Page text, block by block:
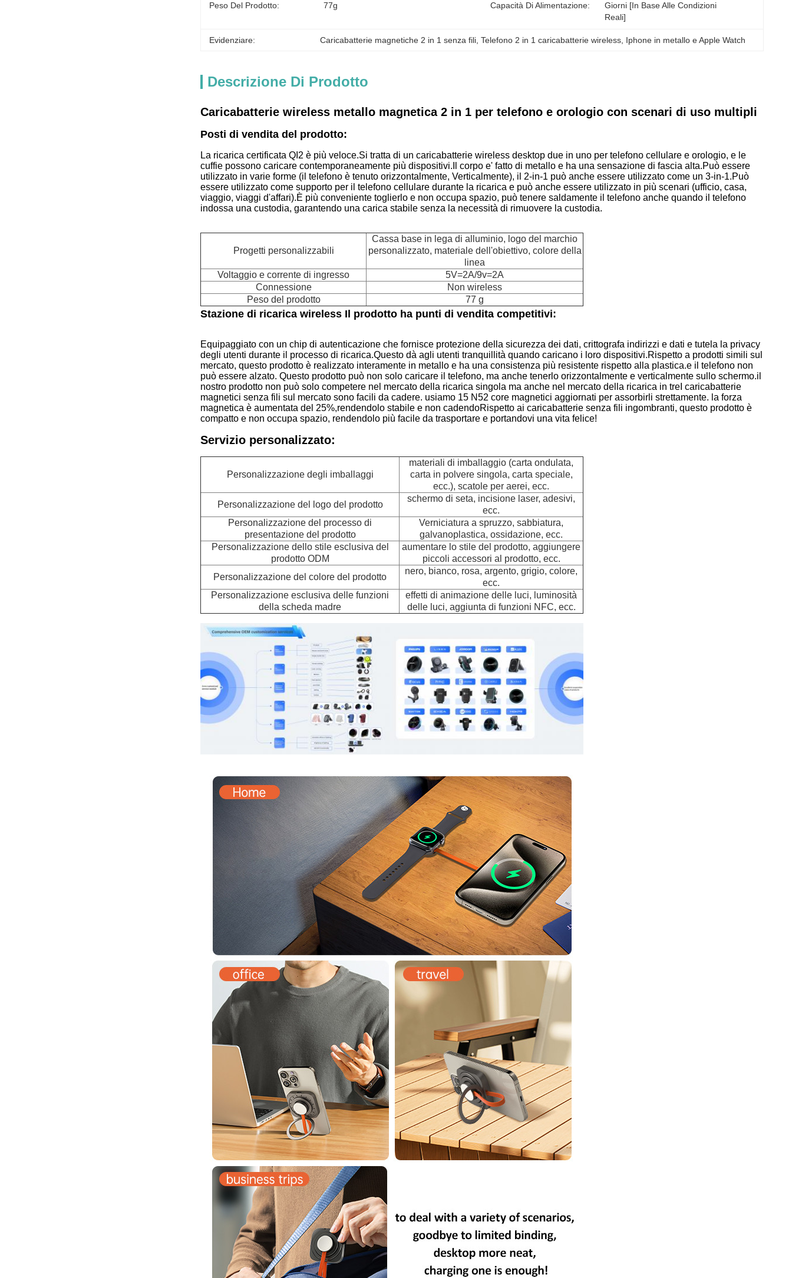
Peso Del Prodotto: 77g Capacità Di Alimentazione:
Giorni [in Base Alle Condizioni
Reali]
Evidenziare: Caricabatterie magnetiche 2 in 1 senza fili , Telefono 2 in 1 caricabatterie wireless Iphone in metallo e Apple Watch
Descrizione Di Prodotto
Caricabatterie wireless metallo magnetica 2 in 1 per telefono e orologio con scenari di uso multipli
Posti di vendita del prodotto:
La ricarica certificata QI2 è più veloce.Si tratta di un caricabatterie wireless desktop due in uno per telefono cellulare e orologio, e le
cuffie possono caricare contemporaneamente più dispositivi. Il corpo e' fatto di metallo e ha una sensazione di fascia alta.Può essere
utilizzato in varie forme (il telefono è tenuto orizzontalmente, Verticalmente), il 2-in-1 può anche essere utilizzato come un 3-in-1.Può
essere utilizzato come supporto per il telefono cellulare durante la ricarica e può anche essere utilizzato in più scenari (ufficio, casa,
viaggio, viaggi d'affari).È più conveniente toglierlo e non occupa spazio, può tenere saldamente il telefono anche quando il telefono
indossa una custodia, garantendo una carica stabile senza la necessità di rimuovere la custodia.
Progetti personalizzabili
Cassa base in lega di alluminio, logo del marchio
personalizzato, materiale dell'obiettivo, colore della
linea
Voltaggio e corrente di ingresso
5V=2A/9v=2A
Connessione
Non wireless
Peso del prodotto
77 g
Stazione di ricarica wireless Il prodotto ha punti di vendita competitivi:
Equipaggiato con un chip di autenticazione che fornisce protezione della sicurezza dei dati, crittografa indirizzi e dati e tutela la privacy
degli utenti durante il processo di ricarica.Questo dà agli utenti tranquillità quando caricano i loro dispositivi.Rispetto a prodotti simili sul
mercato, questo prodotto è realizzato interamente in metallo e ha una consistenza più resistente rispetto alla plastica.e il telefono non
può essere alzato. Questo prodotto può non solo caricare il telefono, ma anche tenerlo orizzontalmente e verticalmente sullo schermo.il
nostro prodotto non può solo competere nel mercato della ricarica singola ma anche nel mercato della ricarica in treI caricabatterie
magnetici senza fili sul mercato sono facili da cadere. usiamo 15 N52 core magnetici aggiornati per assorbirli strettamente. la forza
magnetica è aumentata del 25%,rendendolo stabile e non cadendoRispetto ai caricabatterie senza fili ingombranti, questo prodotto è
compatto e non occupa spazio, rendendolo più facile da trasportare e portandovi una vita felice!
Servizio personalizzato:
Personalizzazione degli imballaggi
materiali di imballaggio (carta ondulata,
carta in polvere singola, carta speciale,
ecc.), scatole per aerei, ecc.
Personalizzazione del logo del prodotto
schermo di seta, incisione laser, adesivi,
ecc.
Personalizzazione del processo di
presentazione del prodotto
Verniciatura a spruzzo, sabbiatura,
galvanoplastica, ossidazione, ecc.
Personalizzazione dello stile esclusiva del
prodotto ODM
aumentare lo stile del prodotto, aggiungere
piccoli accessori al prodotto, ecc.
Personalizzazione del colore del prodotto
nero, bianco, rosa, argento, grigio, colore,
ecc.
Personalizzazione esclusiva delle funzioni
della scheda madre
effetti di animazione delle luci, luminosità
delle luci, aggiunta di funzioni NFC, ecc.